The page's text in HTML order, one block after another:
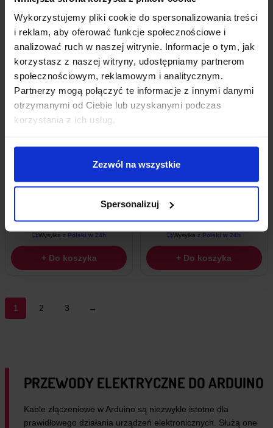
Wykorzystujemy pliki cookie do spersonalizowania treści
i reklam, aby oferować funkcje społecznościowe i
analizować ruch w naszej witrynie. Informacje o tym, jak
korzystasz z naszej witryny, udostępniamy partnerom
społecznościowym, reklamowym i analitycznym.
Partnerzy mogą połączyć te informacje z innymi danymi
otrzymanymi od Ciebie lub uzyskanymi podczas
korzystania z ich usług.
Zezwól na wszystkie
Spersonalizuj
+ Do koszyka + Do koszyka
2,68
Wysyłka z Polski w 24h
+ Do koszyka
Żeński
Wysyłka z Polski w 24h
+ Do koszyka
1 2 3 →
PRZEWODY ELEKTRYCZNE DO ARDUINO
Kable złączeniowe w Arduino są niezwykle istotne dla
prawidłowego działania urządzeń elektronicznych. Służą one